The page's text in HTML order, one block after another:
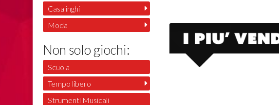
Casalinghi
Moda
Non solo giochi:
Scuola
Tempo libero
Strumenti Musicali